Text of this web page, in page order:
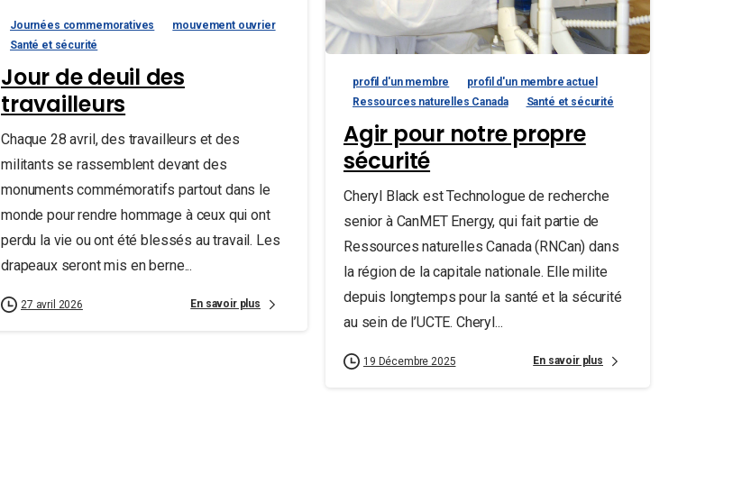
Journées commemoratives
mouvement ouvrier
Santé et sécurité
Jour de deuil des
travailleurs
Chaque 28 avril, des travailleurs et des
militants se rassemblent devant des
monuments commémoratifs partout dans le
monde pour rendre hommage à ceux qui ont
perdu la vie ou ont été blessés au travail. Les
drapeaux seront mis en berne...
27 avril 2026 En savoir plus
profil d'un membre
profil d'un membre actuel
Ressources naturelles Canada
Santé et sécurité
Agir pour notre propre
sécurité
Cheryl Black est Technologue de recherche
senior à CanMET Energy, qui fait partie de
Ressources naturelles Canada (RNCan) dans
la région de la capitale nationale. Elle milite
depuis longtemps pour la santé et la sécurité
au sein de l’UCTE. Cheryl...
19 Décembre 2025 En savoir plus